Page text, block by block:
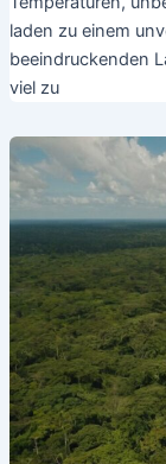
laden zu einem
beeindruckenden
viel zu